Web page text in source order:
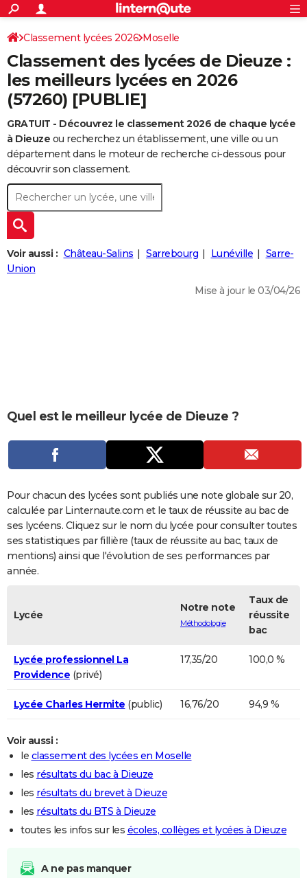
ACTUALITÉS
Politique
Société
Faits Divers
Education
Monde
Villes
+
SPORT
Coupe du monde 2026
Football
Tennis
Cyclisme
Rugby
Forum
CULTURE
Programme TV
TNT
Streaming
Cinéma
Sorties cinéma
Musique
+
FINANCE
Retraite
Impôts
Epargne
Immobilier
Risques naturels par ville
Banque
Assurance
Crédit
AUTO
Essais
Réserver un essai
Citadines
Berlines
SUV
Forum auto
+
HIGH-TECH
BRICOLAGE
Forum
Aménagement intérieur
Extérieur
Cuisine
Salle de bains
Jardinage
Rangement
+WEEK-END
Guides de France
Escapades
Patrimoine
Expositions
Musées
Week-end nature
+
LIFESTYLE
Art de vivre
Bien-être
Loisirs
Mode
Modes de vie
+SANTE
Dictionnaire
Biographies
Expressions
Proverbes
PROGRAMME TV
COPAINS D'AVANT
S'inscrire
Se connecter
Lycées
Collèges
Primaires
Universités
Entreprises
Service militaire
Avis de recherche
AVIS DE DÉCÈS
FORUM
Bricolage
Lifestyle
Culture
Sport
Auto
Television
Voyage
Cinema
S'inscrire
Connexion
Classement lycées 2026 Moselle
Classement des lycées de Dieuze :
les meilleurs lycées en 2026
(57260) [PUBLIE]
GRATUIT - Découvrez le classement 2026 de chaque lycée
à Dieuze ou recherchez un établissement, une ville ou un
département dans le moteur de recherche ci-dessous pour
découvrir son classement.
Voir aussi : Château-Salins Sarrebourg Lunéville
Sarre-
Union
Mise à jour le 03/04/26
Quel est le meilleur lycée de Dieuze ?
Pour chacun des lycées sont publiés une note globale sur 20,
calculée par Linternaute.com et le taux de réussite au bac de
ses lycéens. Cliquez sur le nom du lycée pour consulter toutes
ses statistiques par fillière (taux de réussite au bac, taux de
mentions) ainsi que l'évolution de ses performances par
année.
Lycée
Notre note
Méthodologie
Taux de
réussite
bac
Lycée professionnel La
Providence (privé)
17,35/20 100,0 %
Lycée Charles Hermite (public) 16,76/20 94,9 %
Voir aussi :
le classement des lycées en Moselle
les résultats du bac à Dieuze
les résultats du brevet à Dieuze
les résultats du BTS à Dieuze
toutes les infos sur les écoles, collèges et lycées à Dieuze
A ne pas manquer